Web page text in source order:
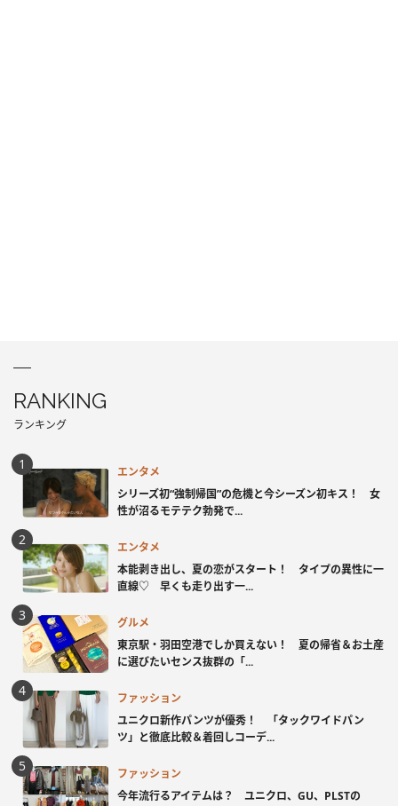
RANKING
ランキング
エンタメ
シリーズ初“強制帰国”の危機と今シーズン初キス！ 女
性が沼るモテテク勃発で...
エンタメ
本能剥き出し、夏の恋がスタート！ タイプの異性に一
直線♡ 早くも走り出す一...
グルメ
東京駅・羽田空港でしか買えない！ 夏の帰省＆お土産
に選びたいセンス抜群の「...
ファッション
ユニクロ新作パンツが優秀！ 「タックワイドパン
ツ」と徹底比較＆着回しコーデ...
ファッション
今年流行るアイテムは？ ユニクロ、GU、PLSTの